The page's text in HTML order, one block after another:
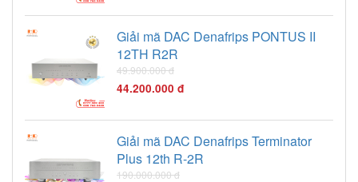
Giải mã DAC Denafrips PONTUS II
12TH R2R
49.900.000 đ
44.200.000 đ
Giải mã DAC Denafrips Terminator
Plus 12th R-2R
190.000.000 đ